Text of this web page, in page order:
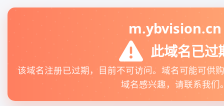
m.ybvision.cn
此域名已过
该域名注册已过期，目前不可访问。域名可能可供
域名感兴趣，请联系我们